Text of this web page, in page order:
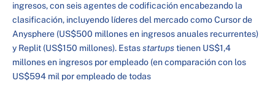
ingresos, con seis agentes de codificación encabezando la
clasificación, incluyendo líderes del mercado como Cursor de
Anysphere (US$500 millones en ingresos anuales recurrentes)
y Replit (US$150 millones). Estasstartupstienen US$1,4
millones en ingresos por empleado (en comparación con los
US$594 mil por empleado de todas